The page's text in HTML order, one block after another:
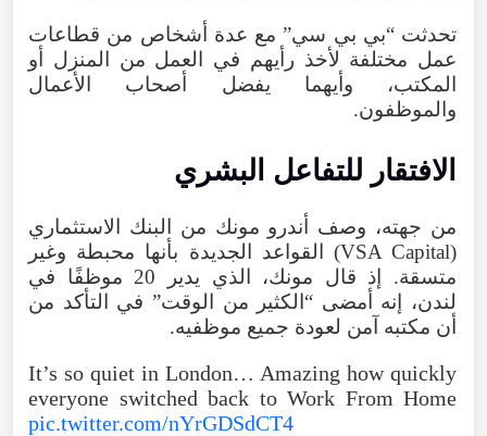
تحدثت “بي بي سي” مع عدة أشخاص من قطاعات
عمل مختلفة لأخذ رأيهم في العمل من المنزل أو
المكتب، وأيهما يفضل أصحاب الأعمال
والموظفون.
الافتقار للتفاعل البشري
من جهته، وصف أندرو مونك من البنك الاستثماري
(VSA Capital) القواعد الجديدة بأنها محبطة وغير
متسقة. إذ قال مونك، الذي يدير 20 موظفًا في
لندن، إنه أمضى “الكثير من الوقت” في التأكد من
أن مكتبه آمن لعودة جميع موظفيه.
It’s so quiet in London… Amazing how quickly
everyone switched back to Work From Home
pic.twitter.com/nYrGDSdCT4